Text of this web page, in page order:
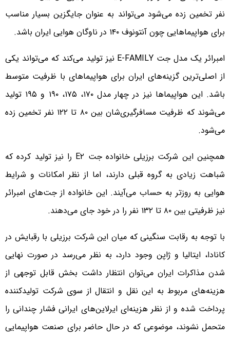
نفر تخمین زده می‌شود می‌تواند به عنوان جایگزین بسیار مناسب
برای هواپیماهایی چون آنتونوف ۱۴۰ در ناوگان هوایی ایران باشد.
امبرائر یک مدل جت E-FAMILY نیز تولید می‌کند که می‌تواند یکی
از اصلی‌ترین گزینه‌های ایران برای هواپیماهای با ظرفیت متوسط
باشد. این هواپیماها نیز در چهار مدل ۱۷۰، ۱۷۵، ۱۹۰ و ۱۹۵ تولید
می‌شوند که ظرفیت مسافرگیری‌شان بین ۸۰ تا ۱۲۲ نفر تخمین زده
می‌شود.
همچنین این شرکت برزیلی خانواده جت E۲ را نیز تولید کرده که
شباهت زیادی به گروه قبلی دارند، اما از نظر امکانات و شرایط
هوایی به روزتر به حساب می‌آیند. این خانواده از جت‌های امبرائر
نیز ظرفیتی بین ۸۰ تا ۱۳۲ نفر را در خود جای می‌دهند.
با توجه به رقابت سنگینی که میان این شرکت برزیلی با رقبایش در
کانادا، ایتالیا و ژاپن وجود دارد، به نظر می‌رسد در صورت نهایی
شدن مذاکرات ایران می‌توان انتظار داشت بخش قابل توجهی از
هزینه‌های مربوط به این نقل و انتقال از سوی شرکت تولیدکننده
پرداخت شده و از نظر هزینه‌ای ایرلاین‌های ایرانی فشار چندانی را
متحمل نشوند، موضوعی که در حال حاضر برای صنعت هواپیمایی‌